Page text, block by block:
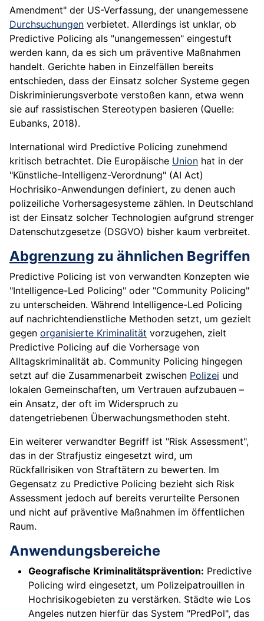
Amendment" der US-Verfassung, der unangemessene
Durchsuchungen verbietet. Allerdings ist unklar, ob
Predictive Policing als "unangemessen" eingestuft
werden kann, da es sich um präventive Maßnahmen
handelt. Gerichte haben in Einzelfällen bereits
entschieden, dass der Einsatz solcher Systeme gegen
Diskriminierungsverbote verstoßen kann, etwa wenn
sie auf rassistischen Stereotypen basieren (Quelle:
Eubanks, 2018).
International wird Predictive Policing zunehmend
kritisch betrachtet. Die Europäische Union hat in der
"Künstliche-Intelligenz-Verordnung" (AI Act)
Hochrisiko-Anwendungen definiert, zu denen auch
polizeiliche Vorhersagesysteme zählen. In Deutschland
ist der Einsatz solcher Technologien aufgrund strenger
Datenschutzgesetze (DSGVO) bisher kaum verbreitet.
Abgrenzung zu ähnlichen Begriffen
Predictive Policing ist von verwandten Konzepten wie
"Intelligence-Led Policing" oder "Community Policing"
zu unterscheiden. Während Intelligence-Led Policing
auf nachrichtendienstliche Methoden setzt, um gezielt
gegen organisierte Kriminalität vorzugehen, zielt
Predictive Policing auf die Vorhersage von
Alltagskriminalität ab. Community Policing hingegen
setzt auf die Zusammenarbeit zwischen Polizei und
lokalen Gemeinschaften, um Vertrauen aufzubauen –
ein Ansatz, der oft im Widerspruch zu
datengetriebenen Überwachungsmethoden steht.
Ein weiterer verwandter Begriff ist "Risk Assessment",
das in der Strafjustiz eingesetzt wird, um
Rückfallrisiken von Straftätern zu bewerten. Im
Gegensatz zu Predictive Policing bezieht sich Risk
Assessment jedoch auf bereits verurteilte Personen
und nicht auf präventive Maßnahmen im öffentlichen
Raum.
Anwendungsbereiche
Geografische Kriminalitätsprävention: Predictive
Policing wird eingesetzt, um Polizeipatrouillen in
Hochrisikogebieten zu verstärken. Städte wie Los
Angeles nutzen hierfür das System "PredPol", das